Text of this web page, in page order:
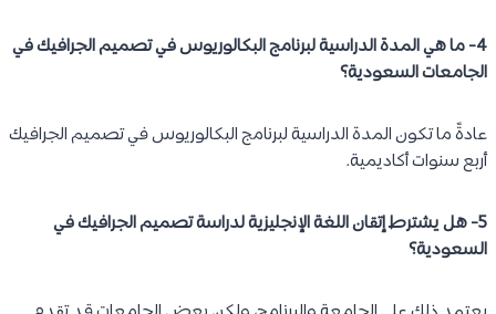
4- ما هي المدة الدراسية لبرنامج البكالوريوس في تصميم الجرافيك في
الجامعات السعودية؟
عادةً ما تكون المدة الدراسية لبرنامج البكالوريوس في تصميم الجرافيك
أربع سنوات أكاديمية.
5- هل يشترط إتقان اللغة الإنجليزية لدراسة تصميم الجرافيك في
السعودية؟